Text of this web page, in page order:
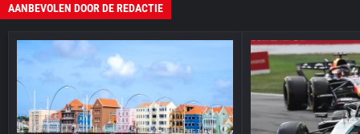
AANBEVOLEN DOOR DE REDACTIE